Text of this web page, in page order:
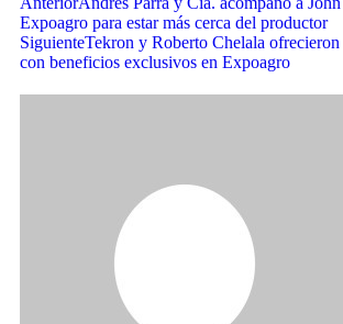
Expoagro para estar más cerca del productor
SiguienteTekron y Roberto Chelala ofrecieron
con beneficios exclusivos en Expoagro